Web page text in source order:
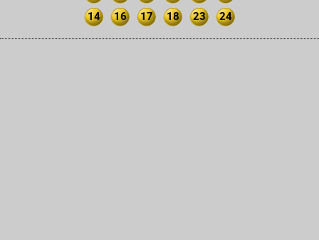
14
16 17 18 23 24